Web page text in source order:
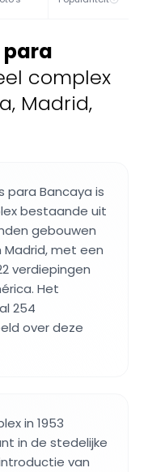
para
complex
Madrid,
para Bancaya is
bestaande uit
gebouwen
Madrid, met een
verdiepingen
Het
254
over deze
in 1953
in de stedelijke
van